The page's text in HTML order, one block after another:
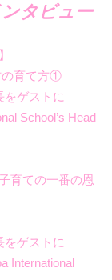
タビュー
の育て方①
をゲストに
School’s Head
育ての一番の恩
をゲストに
International